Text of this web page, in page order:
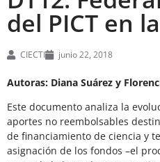
del PICT en
CIECTI junio 22, 2018
Autoras: Diana Suárez y
Este documento analiza la
aportes no reembolsables
de financiamiento de ciencia y
asignación de los fondos –el